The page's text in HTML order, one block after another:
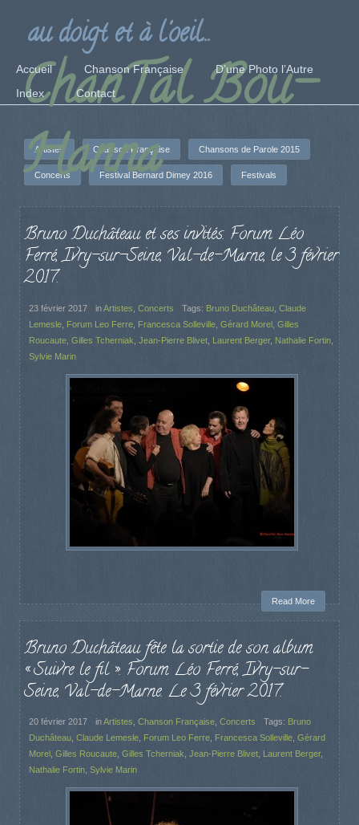
ChanTal Bou-
Hanna
au doigt et à l'oeil...
Accueil Chanson Française
D’une Photo l’Autre
Index
Contact
Artistes Chanson Française Chansons de Parole 2015
Concerts Festival Bernard Dimey 2016 Festivals
Bruno Duchâteau et ses invités. Forum Léo
Ferré, Ivry-sur-Seine, Val-de-Marne, le 3 février
2017.
23 février 2017 inArtistes Concerts Tags: Bruno Duchâteau Claude
Lemesle Forum Leo Ferre Francesca Solleville Gérard Morel Gilles
Roucaute Gilles Tcherniak Jean-Pierre Blivet Laurent Berger, Nathalie Fortin
Sylvie Marin
Read More
Bruno Duchâteau fête la sortie de son album
« Suivre le fil ». Forum Léo Ferré, Ivry-sur-
Seine, Val-de-Marne. Le 3 février 2017.
20 février 2017 inArtistes Chanson Française Concerts Tags: Bruno
Duchâteau Claude Lemesle Forum Leo Ferre Francesca Solleville Gérard
Morel Gilles Roucaute Gilles Tcherniak Jean-Pierre Blivet Laurent Berger,
Nathalie Fortin Sylvie Marin